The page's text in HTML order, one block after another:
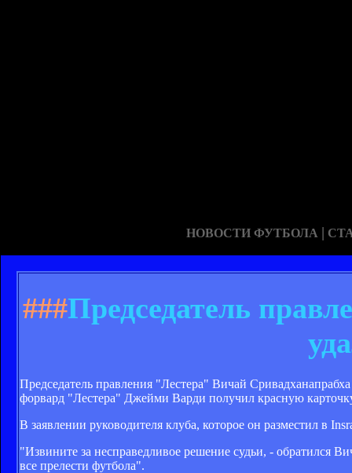
НОВОСТИ ФУТБОЛА |
###Председатель
Председатель правления "Лестера" Вичай
форвард "Лестера" Джейми Варди получил красную
В заявлении руководителя клуба, которое он разместил в
"Извините за несправедливое решение судьи, - обратился
все прелести футбола".